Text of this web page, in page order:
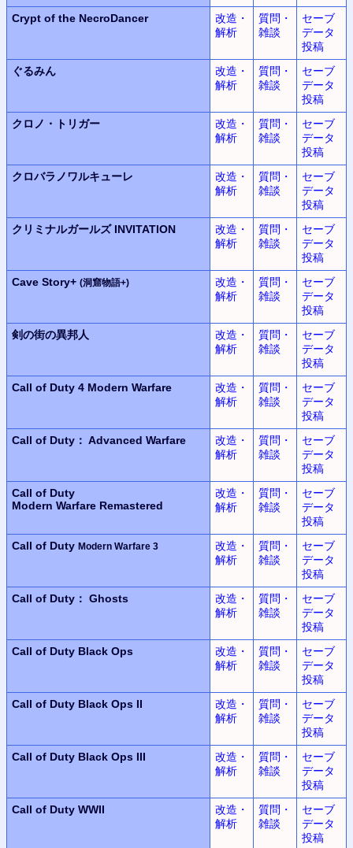
Crypt of the NecroDancer
改造・
解析
質問・
雑談
セーブ
データ
投稿
ぐるみん
改造・
解析
質問・
雑談
セーブ
データ
投稿
クロノ・トリガー
改造・
解析
質問・
雑談
セーブ
データ
投稿
クロバラノワルキューレ
改造・
解析
質問・
雑談
セーブ
データ
投稿
クリミナルガールズ INVITATION
改造・
解析
質問・
雑談
セーブ
データ
投稿
Cave Story+ (洞窟物語+)
改造・
解析
質問・
雑談
セーブ
データ
投稿
剣の街の異邦人
改造・
解析
質問・
雑談
セーブ
データ
投稿
Call of Duty 4 Modern Warfare
改造・
解析
質問・
雑談
セーブ
データ
投稿
Call of Duty： Advanced Warfare
改造・
解析
質問・
雑談
セーブ
データ
投稿
Call of Duty
Modern Warfare Remastered
改造・
解析
質問・
雑談
セーブ
データ
投稿
Call of Duty Modern Warfare 3
改造・
解析
質問・
雑談
セーブ
データ
投稿
Call of Duty： Ghosts
改造・
解析
質問・
雑談
セーブ
データ
投稿
Call of Duty Black Ops
改造・
解析
質問・
雑談
セーブ
データ
投稿
Call of Duty Black Ops II
改造・
解析
質問・
雑談
セーブ
データ
投稿
Call of Duty Black Ops III
改造・
解析
質問・
雑談
セーブ
データ
投稿
Call of Duty WWII
改造・
解析
質問・
雑談
セーブ
データ
投稿